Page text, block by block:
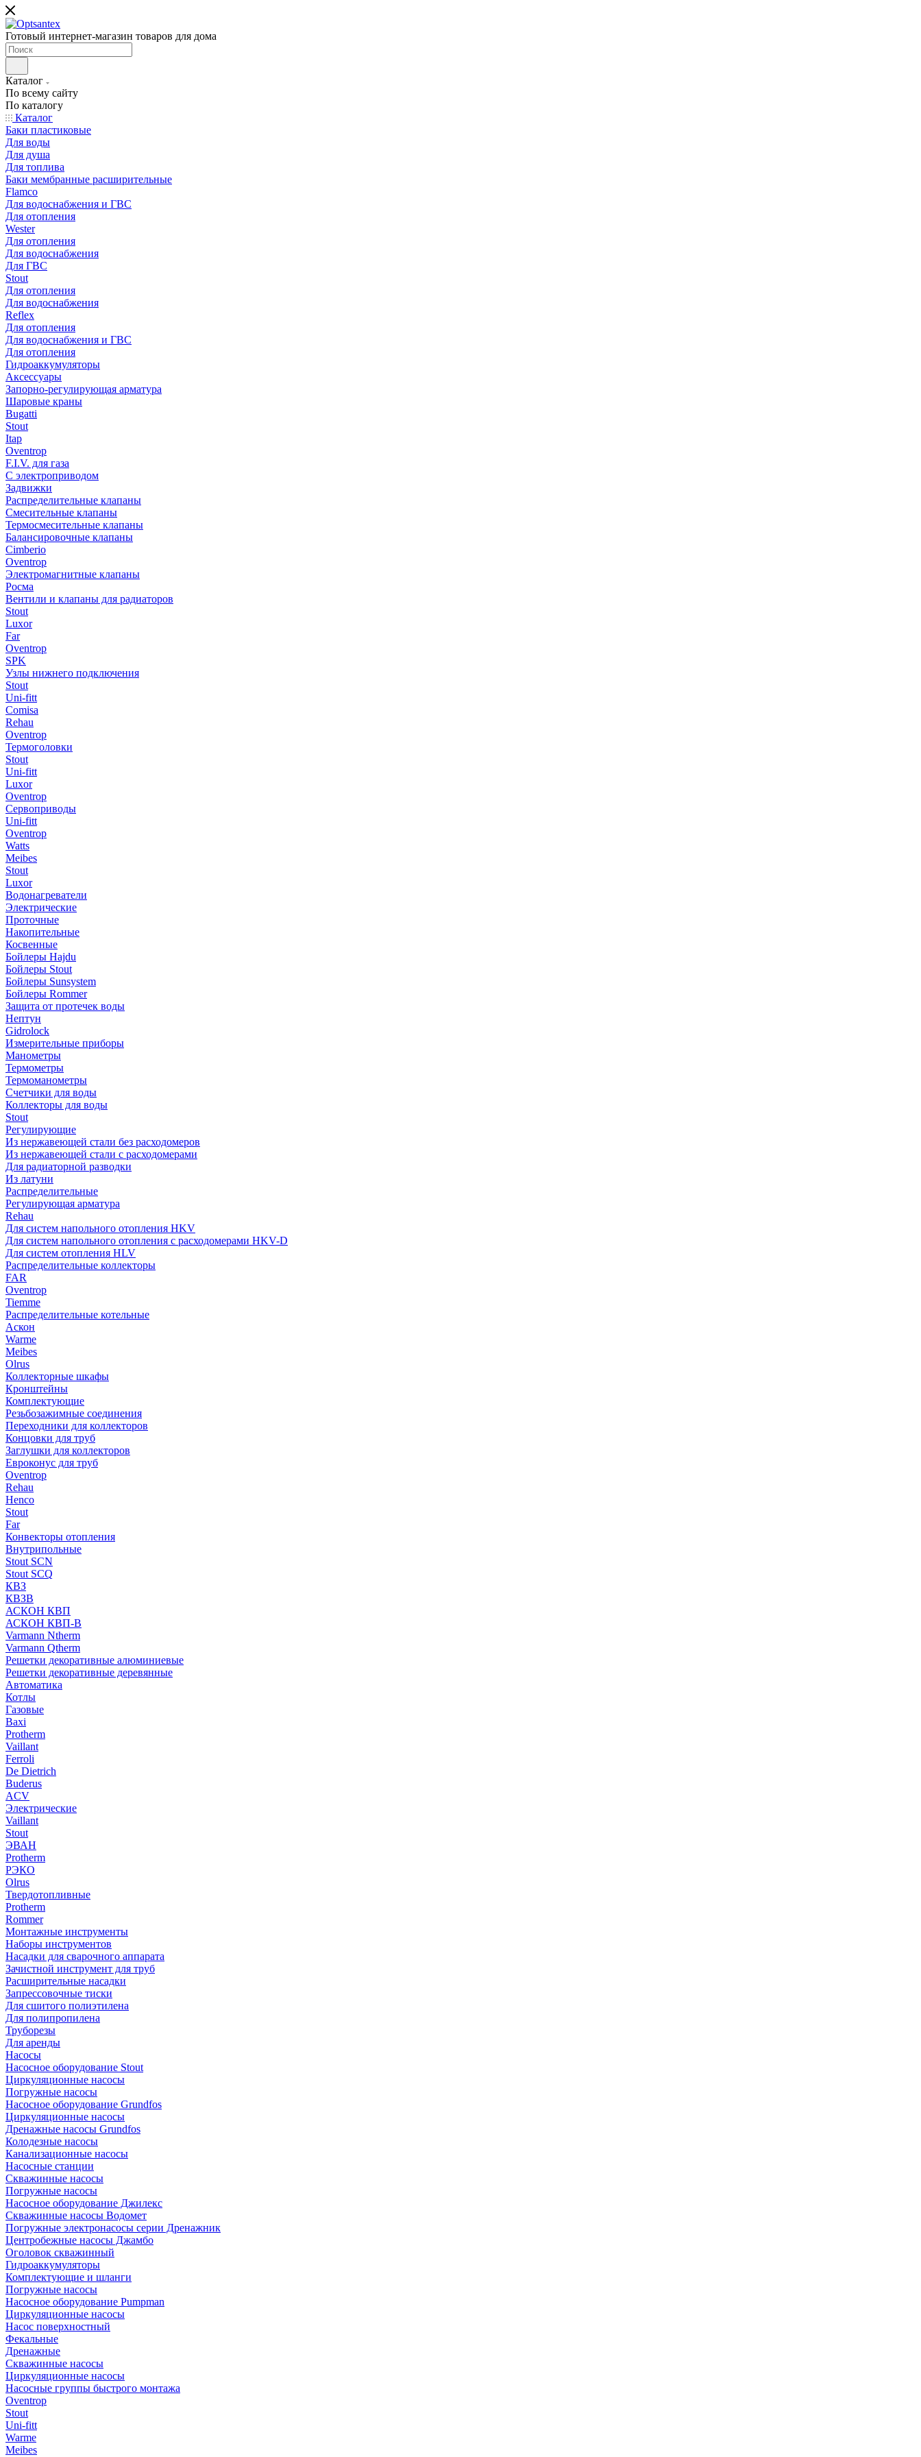
Готовый интернет-магазин товаров для дома
Каталог
По всему сайту
По каталогу
Каталог
Баки пластиковые
Для воды
Для душа
Для топлива
Баки мембранные расширительные
Flamco
Для водоснабжения и ГВС
Для отопления
Wester
Для отопления
Для водоснабжения
Для ГВС
Stout
Для отопления
Для водоснабжения
Reflex
Для отопления
Для водоснабжения и ГВС
Для отопления
Гидроаккумуляторы
Аксессуары
Запорно-регулирующая арматура
Шаровые краны
Bugatti
Stout
Itap
Oventrop
F.I.V. для газа
С электроприводом
Задвижки
Распределительные клапаны
Cмесительные клапаны
Термосмесительные клапаны
Балансировочные клапаны
Cimberio
Oventrop
Электромагнитные клапаны
Росма
Вентили и клапаны для радиаторов
Stout
Luxor
Far
Oventrop
SPK
Узлы нижнего подключения
Stout
Uni-fitt
Comisa
Rehau
Oventrop
Термоголовки
Stout
Uni-fitt
Luxor
Oventrop
Сервоприводы
Uni-fitt
Oventrop
Watts
Meibes
Stout
Luxor
Водонагреватели
Электрические
Проточные
Накопительные
Косвенные
Бойлеры Hajdu
Бойлеры Stout
Бойлеры Sunsystem
Бойлеры Rommer
Защита от протечек воды
Нептун
Gidrolock
Измерительные приборы
Манометры
Термометры
Термоманометры
Счетчики для воды
Коллекторы для воды
Stout
Регулирующие
Из нержавеющей стали без расходомеров
Из нержавеющей стали с расходомерами
Для радиаторной разводки
Из латуни
Распределительные
Регулирующая арматура
Rehau
Для систем напольного отопления HKV
Для систем напольного отопления с расходомерами HKV-D
Для систем отопления HLV
Распределительные коллекторы
FAR
Oventrop
Tiemme
Распределительные котельные
Аскон
Warme
Meibes
Olrus
Коллекторные шкафы
Кронштейны
Комплектующие
Резьбозажимные соединения
Переходники для коллекторов
Концовки для труб
Заглушки для коллекторов
Евроконус для труб
Oventrop
Rehau
Henco
Stout
Far
Конвекторы отопления
Внутрипольные
Stout SCN
Stout SCQ
КВЗ
КВЗВ
АСКОН КВП
АСКОН КВП-В
Varmann Ntherm
Varmann Qtherm
Решетки декоративные алюминиевые
Решетки декоративные деревянные
Автоматика
Котлы
Газовые
Baxi
Protherm
Vaillant
Ferroli
De Dietrich
Buderus
ACV
Электрические
Vaillant
Stout
ЭВАН
Protherm
РЭКО
Olrus
Твердотопливные
Protherm
Rommer
Монтажные инструменты
Наборы инструментов
Насадки для сварочного аппарата
Зачистной инструмент для труб
Расширительные насадки
Запрессовочные тиски
Для сшитого полиэтилена
Для полипропилена
Труборезы
Для аренды
Насосы
Насосное оборудование Stout
Циркуляционные насосы
Погружные насосы
Насосное оборудование Grundfos
Циркуляционные насосы
Дренажные насосы Grundfos
Колодезные насосы
Канализационные насосы
Насосные станции
Скважинные насосы
Погружные насосы
Насосное оборудование Джилекс
Скважинные насосы Водомет
Погружные электронасосы серии Дренажник
Центробежные насосы Джамбо
Оголовок скважинный
Гидроаккумуляторы
Комплектующие и шланги
Погружные насосы
Насосное оборудование Pumpman
Циркуляционные насосы
Насос поверхностный
Фекальные
Дренажные
Скважинные насосы
Циркуляционные насосы
Насосные группы быстрого монтажа
Oventrop
Stout
Uni-fitt
Warme
Meibes